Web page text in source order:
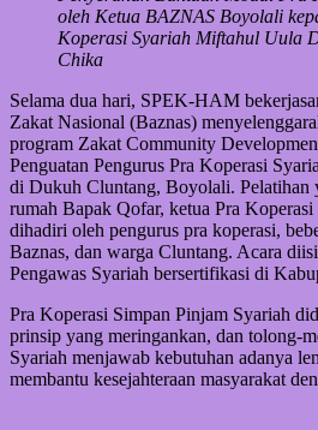
oleh Ketua BAZNAS Boyolali
Koperasi Syariah Miftahul Uula
Chika
Selama dua hari, SPEK-HAM
Zakat Nasional (Baznas)
program Zakat Community
Penguatan Pengurus Pra Koperasi
di Dukuh Cluntang, Boyolali. Pelatihan
rumah Bapak Qofar, ketua Pra
dihadiri oleh pengurus pra koperasi,
Baznas, dan warga Cluntang. Acara
Pengawas Syariah bersertifikasi di
Pra Koperasi Simpan Pinjam Syariah
prinsip yang meringankan, dan tolong-
Syariah menjawab kebutuhan adanya
membantu kesejahteraan masyarakat